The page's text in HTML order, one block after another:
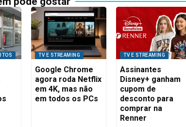
TV E STREAMING
Google Chrome
agora roda Netflix
em 4K, mas não
em todos os PCs
TV E STREAMING
Assinantes
Disney+ ganham
cupom de
desconto para
comprar na
Renner